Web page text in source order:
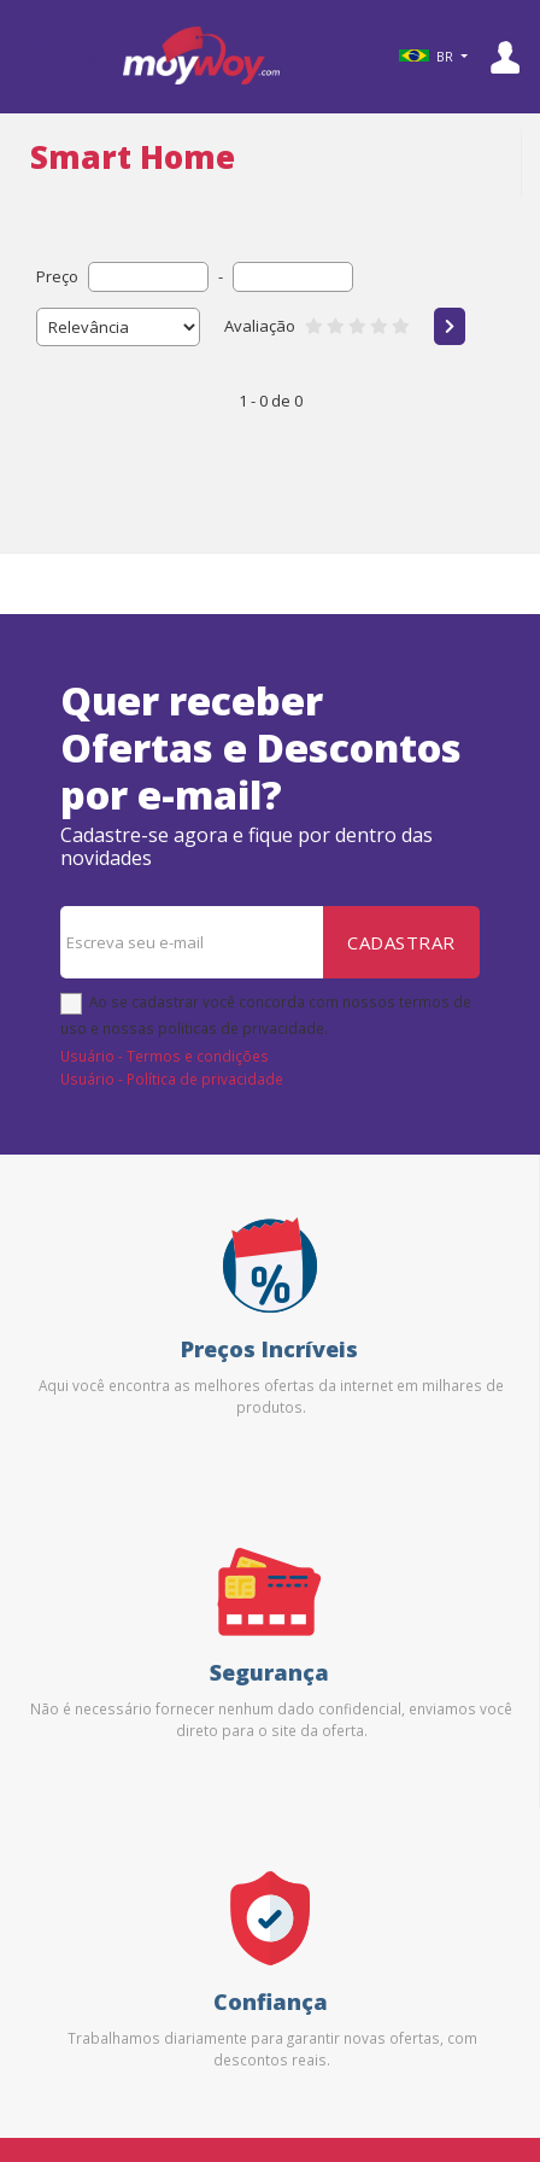
BR
Smart Home
Preço -
Avaliação
1 - 0 de 0
Quer receber
Ofertas e Descontos
por e-mail?
Cadastre-se agora e fique por dentro das
novidades
CADASTRAR
Ao se cadastrar você concorda com nossos termos de
uso e nossas politicas de privacidade.
Usuário - Termos e condições
Usuário - Política de privacidade
Preços Incríveis
Aqui você encontra as melhores ofertas da internet em milhares de
produtos.
Segurança
Não é necessário fornecer nenhum dado confidencial, enviamos você
direto para o site da oferta.
Confiança
Trabalhamos diariamente para garantir novas ofertas, com
descontos reais.